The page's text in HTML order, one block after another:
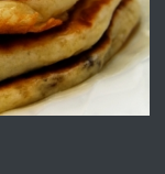
преди 3 дни